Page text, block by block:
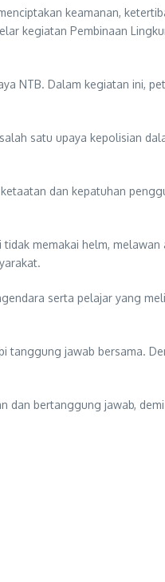
keamanan,
kegiatan Pembinaan
NTB. Dalam kegiatan ini,
satu upaya kepolisian
dan kepatuhan
memakai helm,
serta pelajar yang
tanggung jawab bersama.
bertanggung jawab,